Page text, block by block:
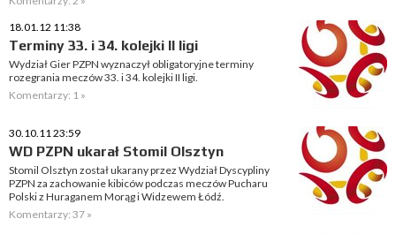
18.01.12 11:38
Terminy 33. i 34. kolejki II ligi
Wydział Gier PZPN wyznaczył obligatoryjne terminy
rozegrania meczów 33. i 34. kolejki II ligi.
Komentarzy: 1 »
30.10.11 23:59
WD PZPN ukarał Stomil Olsztyn
Stomil Olsztyn został ukarany przez Wydział Dyscypliny
PZPN za zachowanie kibiców podczas meczów Pucharu
Polski z Huraganem Morąg i Widzewem Łódź.
Komentarzy: 37 »